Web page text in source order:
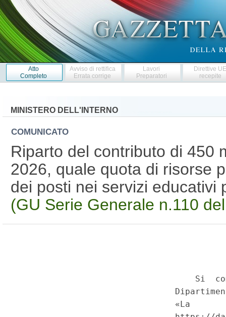
Atto
Completo
Avviso di rettifica
Errata corrige
Lavori
Preparatori
Direttive
recepite
MINISTERO DELL'INTERNO
COMUNICATO
Riparto del contributo di 450
2026, quale quota di risorse
dei posti nei servizi educativi
(GU Serie Generale n.110